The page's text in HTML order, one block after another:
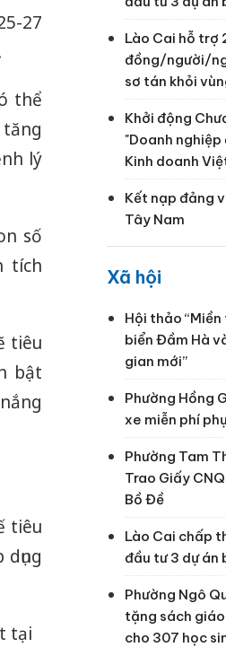
27
thể
lý
số
tích
tiêu
bật
tiêu
tại
Lào Cai hỗ trợ
đồng/người/
sơ tán khỏi
Khởi động
"Doanh
Kinh doanh
Kết nạp đảng
Tây Nam
Xã hội
Hội thảo
biển Đầm Hà
gian mới”
Phường Hồng
xe miễn phí
Phường Tam
Trao Giấy
Bồ Đề
Lào Cai chấp
đầu tư 3 dự án
Phường Ngô
tặng sách
cho 307 học